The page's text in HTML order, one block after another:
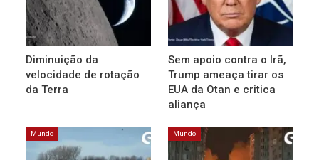
Diminuição da
velocidade de rotação
da Terra
Sem apoio contra o Irã,
Trump ameaça tirar os
EUA da Otan e critica
aliança
Mundo Mundo